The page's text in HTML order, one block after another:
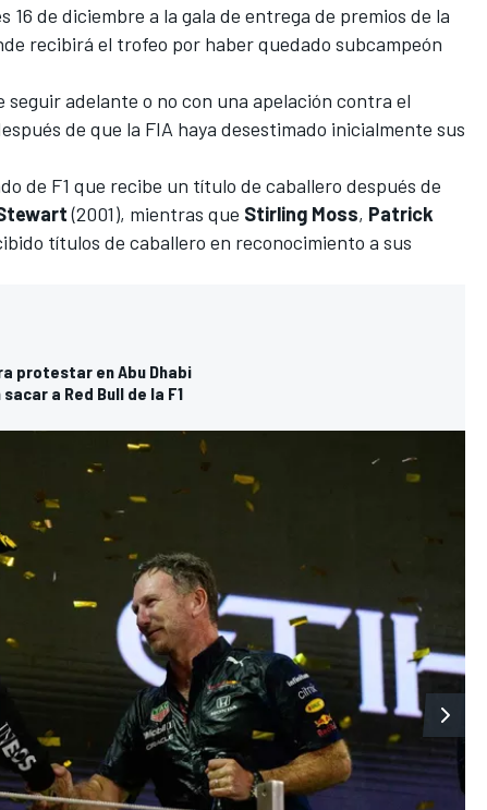
de diciembre a la gala de entrega de premios de la
recibirá el trofeo por haber quedado subcampeón
adelante o no con una apelación contra el
de que la FIA haya desestimado inicialmente sus
de F1 que recibe un título de caballero después de
(2001), mientras que Stirling Moss, Patrick
títulos de caballero en reconocimiento a sus
protestar en Abu Dhabi
a Red Bull de la F1